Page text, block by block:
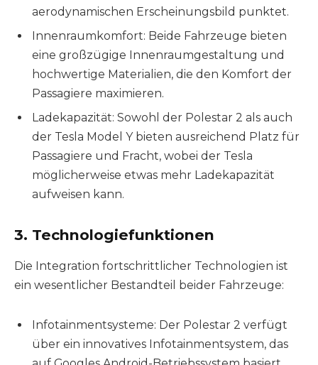
aerodynamischen Erscheinungsbild punktet.
Innenraumkomfort: Beide Fahrzeuge bieten
eine großzügige Innenraumgestaltung und
hochwertige Materialien, die den Komfort der
Passagiere maximieren.
Ladekapazität: Sowohl der Polestar 2 als auch
der Tesla Model Y bieten ausreichend Platz für
Passagiere und Fracht, wobei der Tesla
möglicherweise etwas mehr Ladekapazität
aufweisen kann.
3. Technologiefunktionen
Die Integration fortschrittlicher Technologien ist
ein wesentlicher Bestandteil beider Fahrzeuge:
Infotainmentsysteme: Der Polestar 2 verfügt
über ein innovatives Infotainmentsystem, das